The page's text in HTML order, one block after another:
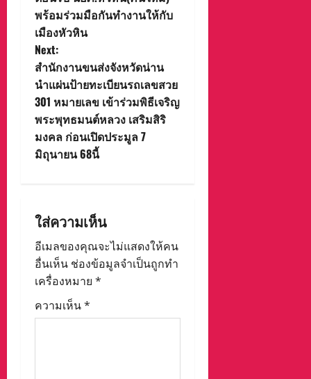
o
s
t
n
a
v
g
a
t
i
พร้อมร่วมมือกันทำงานให้กับ
เมืองหัวหิน
Next:
สำนักงานขนส่งจังหวัดน่าน
นำแผ่นป้ายทะเบียนรถเลขสวย
301 หมายเลข เข้าร่วมพิธีเจริญ
พระพุทธมนต์หลวง เสริมสิริ
มงคล ก่อนเปิดประมูล 7
มิถุนายน 68นี้
ใส่ความเห็น
อีเมลของคุณจะไม่แสดงให้คน
อื่นเห็น ช่องข้อมูลจำเป็นถูกทำ
เครื่องหมาย *
ความเห็น*